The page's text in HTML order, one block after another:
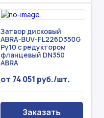
Затвор дисковый
ABRA-BUV-FL226D350G
Ру10 с редуктором
фланцевый DN350
ABRA
от 74 051 руб./шт.
Заказать